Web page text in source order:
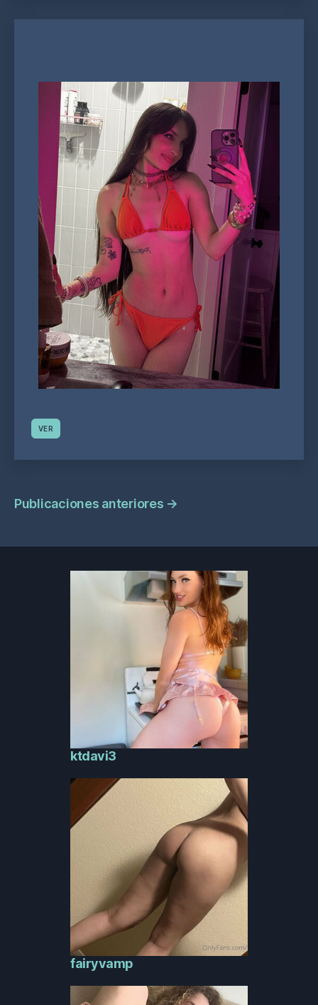
VER
Navegación
publicaciones
Publicaciones anteriores →
ktdavi3
fairyvamp